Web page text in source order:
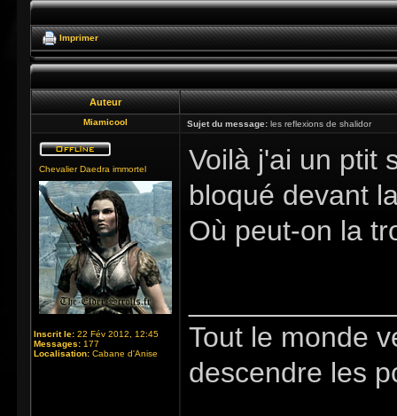
Imprimer
Auteur
Miamicool Sujet du message: les reflexions de shalidor
Chevalier Daedra immortel
Inscrit le: 22 Fév 2012, 12:45
Messages: 177
Localisation: Cabane d'Anise
Voilà j'ai un ptit
bloqué devant
Où peut-on la
Tout le monde
descendre les